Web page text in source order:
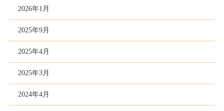
2026年1月
2025年9月
2025年4月
2025年3月
2024年4月